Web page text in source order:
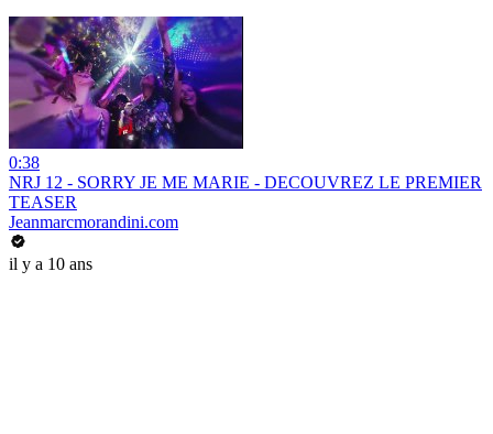
0:38
NRJ 12 - SORRY JE ME MARIE - DECOUVREZ LE PREMIER
TEASER
Jeanmarcmorandini.com
il y a 10 ans